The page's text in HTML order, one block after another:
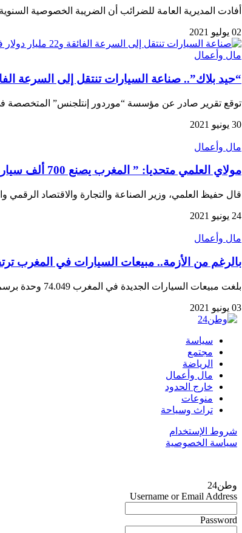
أفادت المديرية العامة للضرائب أن الضريبة الخصوصية السنوية على
02 يوليو 2021
مال وأعمال
“حيد بلاك”.. صناعة السيارات تنتقل إلى السرعة الفائقة و22 مليار دولار في طريقها إلى
توقع تقرير صادر عن مؤسسة “موردور إنتلجنس”
30 يونيو 2021
مال وأعمال
مولاي العلمي متحديا: ” المغرب يصنع 700 ألف سيارة في العام???? وسننافس الصين والهند على المرتبة الأولى”
قال حفيظ العلمي، وزير الصناعة والتجارة والاقتصاد
24 يونيو 2021
مال وأعمال
بالرغم من الأزمة.. مبيعات السيارات في المغرب ترتفع بـ 11 في
بلغت مبيعات السيارات الجديدة في المغرب 74.049 وحدة برسم الأشهر الخمسة الأولى من سنة 2021،…
03 يونيو 2021
سياسة
مجتمع
الرياضة
مال وأعمال
خارج الحدود
منوعات
تراث وسياحة
شروط الإستخدام
سياسة الخصوصية
وطن24
Username or Email Address
Password